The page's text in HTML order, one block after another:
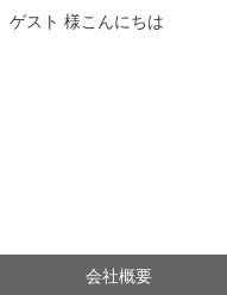
ゲスト 様こんにちは
会社概要